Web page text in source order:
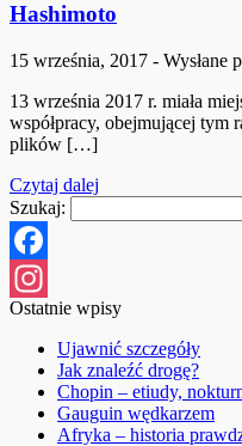
Hashimoto
15 września, 2017 - Wysłane
13 września 2017 r. miała
współpracy, obejmującej tym
plików […]
Czytaj dalej
Szukaj:
Facebook
Instagram
Ostatnie wpisy
Ujawnić szczegóły
Jak znaleźć drogę?
Chopin – etiudy,
Gauguin wędkarzem
Afryka – historia